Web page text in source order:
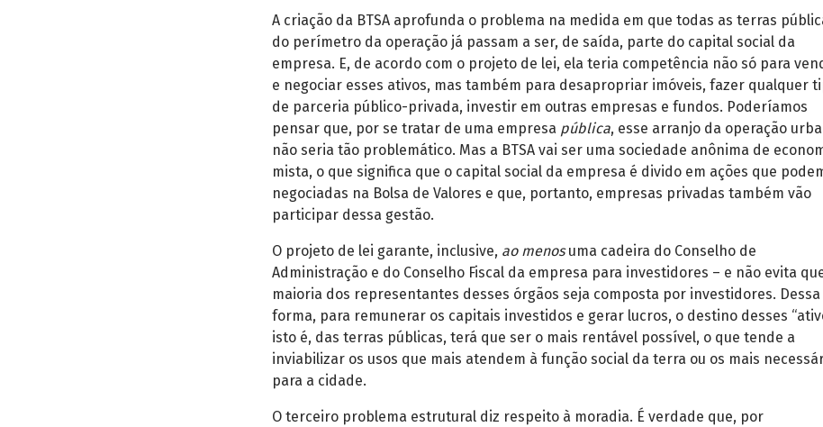
A criação da BTSA aprofunda o problema na medida em que todas as terras
do perímetro da operação já passam a ser, de saída, parte do capital social da
empresa. E, de acordo com o projeto de lei, ela teria competência não só para
e negociar esses ativos, mas também para desapropriar imóveis, fazer qualquer
de parceria público-privada, investir em outras empresas e fundos. Poderíamos
pensar que, por se tratar de uma empresa pública, esse arranjo da operação
não seria tão problemático. Mas a BTSA vai ser uma sociedade anônima de
mista, o que significa que o capital social da empresa é divido em ações que
negociadas na Bolsa de Valores e que, portanto, empresas privadas também vão
participar dessa gestão.
O projeto de lei garante, inclusive, ao menosuma cadeira do Conselho de
Administração e do Conselho Fiscal da empresa para investidores – e não evita
maioria dos representantes desses órgãos seja composta por investidores. Dessa
forma, para remunerar os capitais investidos e gerar lucros, o destino desses
isto é, das terras públicas, terá que ser o mais rentável possível, o que tende a
inviabilizar os usos que mais atendem à função social da terra ou os mais
para a cidade.
O terceiro problema estrutural diz respeito à moradia. É verdade que, por